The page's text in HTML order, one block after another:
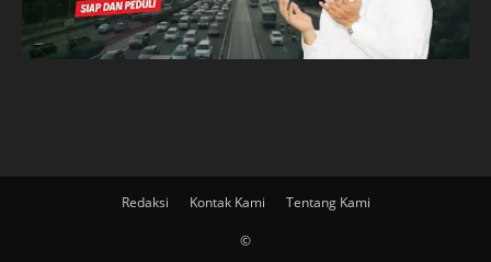
Redaksi Kontak Kami Tentang Kami
©